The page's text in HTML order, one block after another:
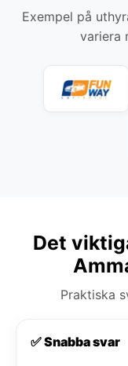
Exempel på
variera
Det
Praktiska
✅ Snabba svar